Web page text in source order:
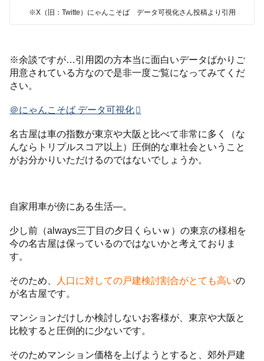
※X（旧：Twitte）にゃんこそば データ可視化さん投稿より引用
※余談ですが…引用図の方本当に面白いデータばかりご
用意されている方なので是非一度ご覧になってみてくだ
さい。
＠にゃんこそば データ可視化
名古屋は車の指数が東京や大阪と比べて非常に多く（な
んならトリプルスコア以上）圧倒的な車社会ということ
がお分かりいただけるのではないでしょうか。
自家用車が傍にある生活―。
少し前（always三丁目の夕日くらいｗ）の東京の様相を
今の名古屋は保っているのではないかと考えておりま
す。
そのため、 人口に対しての戸建検討割合がとても高いの
が名古屋です。
マンションだけしか検討しないお客様が、東京や大阪と
比較すると圧倒的に少ないです。
そのためマンション価格を上げようとすると、郊外戸建